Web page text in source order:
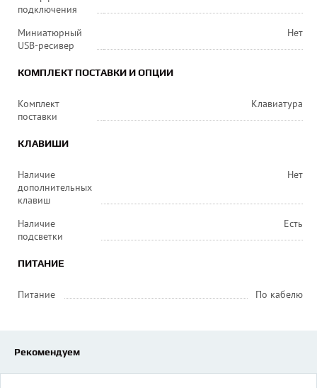
подключения
Миниатюрный
USB-ресивер
Нет
КОМПЛЕКТ ПОСТАВКИ И ОПЦИИ
Комплект
поставки
Клавиатура
КЛАВИШИ
Наличие
дополнительных
клавиш
Нет
Наличие
подсветки
Есть
ПИТАНИЕ
Питание По кабелю
Рекомендуем